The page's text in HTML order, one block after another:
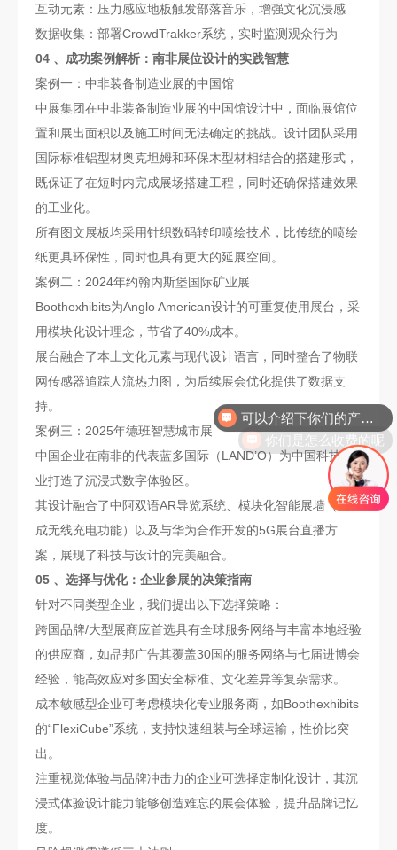
互动元素：压力感应地板触发部落音乐，增强文化沉浸感
数据收集：部署CrowdTrakker系统，实时监测观众行为
04 、成功案例解析：南非展位设计的实践智慧
案例一：中非装备制造业展的中国馆
中展集团在中非装备制造业展的中国馆设计中，面临展馆位
置和展出面积以及施工时间无法确定的挑战。设计团队采用
国际标准铝型材奥克坦姆和环保木型材相结合的搭建形式，
既保证了在短时内完成展场搭建工程，同时还确保搭建效果
的工业化。
所有图文展板均采用针织数码转印喷绘技术，比传统的喷绘
纸更具环保性，同时也具有更大的延展空间。
案例二：2024年约翰内斯堡国际矿业展
Boothexhibits为Anglo American设计的可重复使用展台，采
用模块化设计理念，节省了40%成本。
展台融合了本土文化元素与现代设计语言，同时整合了物联
网传感器追踪人流热力图，为后续展会优化提供了数据支
持。
案例三：2025年德班智慧城市展
中国企业在南非的代表蓝多国际（LAND’O）为中国科技企
业打造了沉浸式数字体验区。
其设计融合了中阿双语AR导览系统、模块化智能展墙（集
成无线充电功能）以及与华为合作开发的5G展台直播方
案，展现了科技与设计的完美融合。
05 、选择与优化：企业参展的决策指南
针对不同类型企业，我们提出以下选择策略：
跨国品牌/大型展商应首选具有全球服务网络与丰富本地经验
的供应商，如品邦广告其覆盖30国的服务网络与七届进博会
经验，能高效应对多国安全标准、文化差异等复杂需求。
成本敏感型企业可考虑模块化专业服务商，如Boothexhibits
的“FlexiCube”系统，支持快速组装与全球运输，性价比突
出。
注重视觉体验与品牌冲击力的企业可选择定制化设计，其沉
浸式体验设计能力能够创造难忘的展会体验，提升品牌记忆
度。
你们是怎么收费的呢